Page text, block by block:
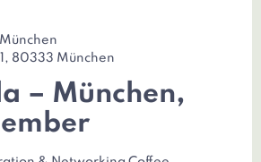
80333 München
– München,